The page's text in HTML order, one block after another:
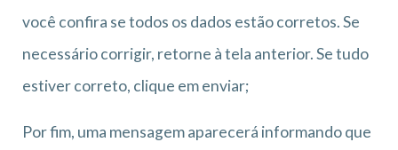
você confira se todos os dados estão corretos. Se
necessário corrigir, retorne à tela anterior. Se tudo
estiver correto, clique em enviar;
Por fim, uma mensagem aparecerá informando que